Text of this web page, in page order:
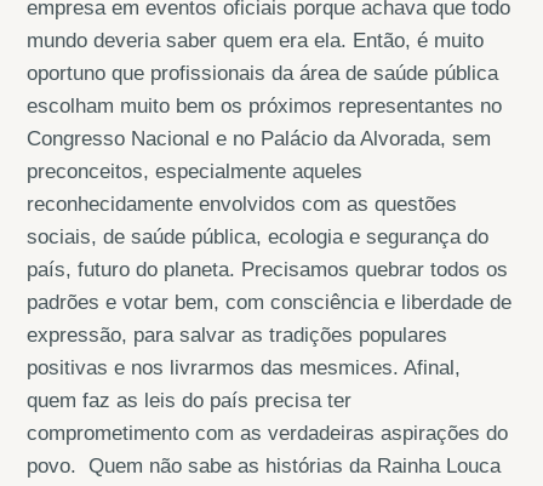
empresa em eventos oficiais porque achava que todo
mundo deveria saber quem era ela. Então, é muito
oportuno que profissionais da área de saúde pública
escolham muito bem os próximos representantes no
Congresso Nacional e no Palácio da Alvorada, sem
preconceitos, especialmente aqueles
reconhecidamente envolvidos com as questões
sociais, de saúde pública, ecologia e segurança do
país, futuro do planeta. Precisamos quebrar todos os
padrões e votar bem, com consciência e liberdade de
expressão, para salvar as tradições populares
positivas e nos livrarmos das mesmices. Afinal,
quem faz as leis do país precisa ter
comprometimento com as verdadeiras aspirações do
povo. Quem não sabe as histórias da Rainha Louca